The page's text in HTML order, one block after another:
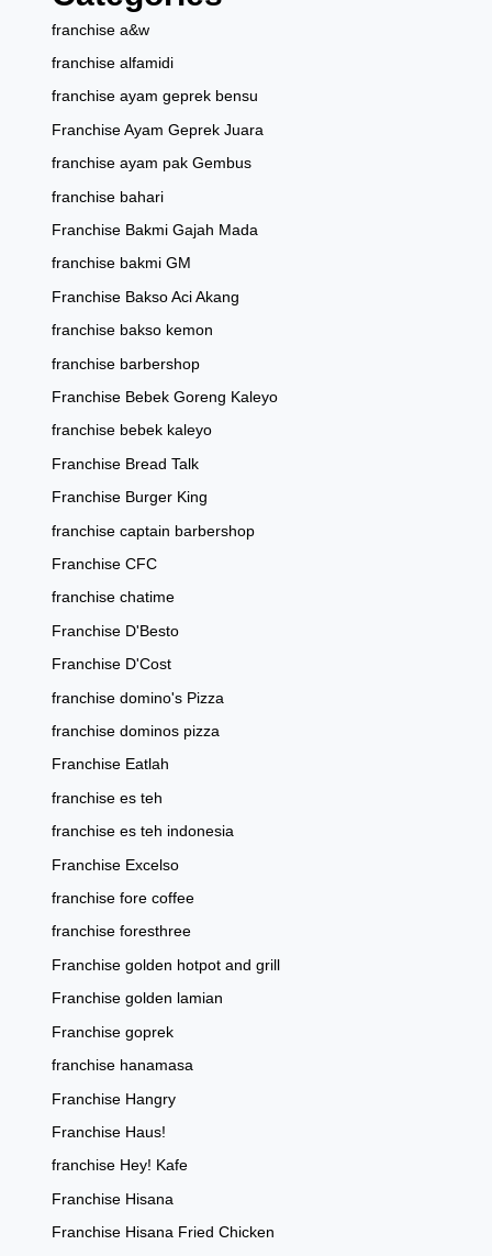
franchise a&w
franchise alfamidi
franchise ayam geprek bensu
Franchise Ayam Geprek Juara
franchise ayam pak Gembus
franchise bahari
Franchise Bakmi Gajah Mada
franchise bakmi GM
Franchise Bakso Aci Akang
franchise bakso kemon
franchise barbershop
Franchise Bebek Goreng Kaleyo
franchise bebek kaleyo
Franchise Bread Talk
Franchise Burger King
franchise captain barbershop
Franchise CFC
franchise chatime
Franchise D'Besto
Franchise D'Cost
franchise domino's Pizza
franchise dominos pizza
Franchise Eatlah
franchise es teh
franchise es teh indonesia
Franchise Excelso
franchise fore coffee
franchise foresthree
Franchise golden hotpot and grill
Franchise golden lamian
Franchise goprek
franchise hanamasa
Franchise Hangry
Franchise Haus!
franchise Hey! Kafe
Franchise Hisana
Franchise Hisana Fried Chicken